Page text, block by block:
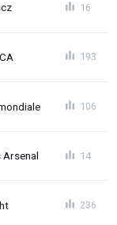
16
193
106
Arsenal 14
236